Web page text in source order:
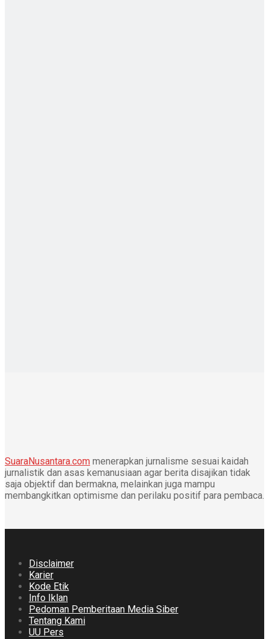
SuaraNusantara.com menerapkan jurnalisme sesuai kaidah
jurnalistik dan asas kemanusiaan agar berita disajikan tidak
saja objektif dan bermakna, melainkan juga mampu
membangkitkan optimisme dan perilaku positif para pembaca.
Disclaimer
Karier
Kode Etik
Info Iklan
Pedoman Pemberitaan Media Siber
Tentang Kami
UU Pers